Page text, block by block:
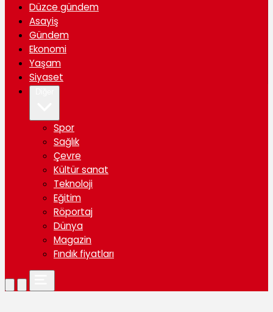
Düzce gündem
Asayiş
Gündem
Ekonomi
Yaşam
Siyaset
Spor
Sağlık
Çevre
Kültür sanat
Teknoloji
Eğitim
Röportaj
Dünya
Magazin
Fındık fiyatları